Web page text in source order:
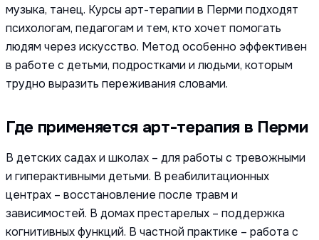
музыка, танец. Курсы арт-терапии в Перми подходят
психологам, педагогам и тем, кто хочет помогать
людям через искусство. Метод особенно эффективен
в работе с детьми, подростками и людьми, которым
трудно выразить переживания словами.
Где применяется арт-терапия в Перми
В детских садах и школах – для работы с тревожными
и гиперактивными детьми. В реабилитационных
центрах – восстановление после травм и
зависимостей. В домах престарелых – поддержка
когнитивных функций. В частной практике – работа с